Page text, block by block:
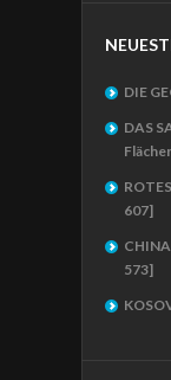
DIE
DAS
607]
573]